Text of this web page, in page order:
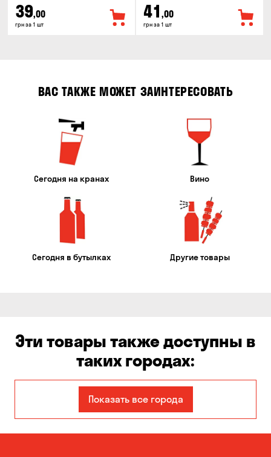
39,00
грн за 1 шт
41 ,00
грн за 1 шт
ВАС ТАКЖЕ МОЖЕТ ЗАИНТЕРЕСОВАТЬ
Сегодня на кранах Вино
Сегодня в бутылках Другие товары
Эти товары также доступны в
таких городах:
Авангард
Бабурка Балабино
Показать все города